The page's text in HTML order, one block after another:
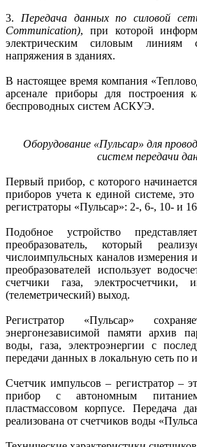
3. Передача данных по силовой
Communication), при которой
электрическим силовым линиям
напряжения в зданиях.
В настоящее время компания
арсенале приборы для построения
беспроводных систем АСКУЭ.
Оборудование «Пульсар» для
систем передачи
Первый прибор, с которого
приборов учета к единой системе,
регистраторы «Пульсар»: 2-, 6-, 10- и
Подобное устройство
преобразователь, который
числоимпульсных каналов измерения
преобразователей использует
счетчики газа, электросчетчики,
(телеметрический) выход.
Регистратор «Пульсар»
энергонезависимой памяти архив
воды, газа, электроэнергии с
передачи данных в локальную сеть по
Счетчик импульсов – регистратор –
прибор c автономным
пластмассовом корпусе. Передача
реализована от счетчиков воды